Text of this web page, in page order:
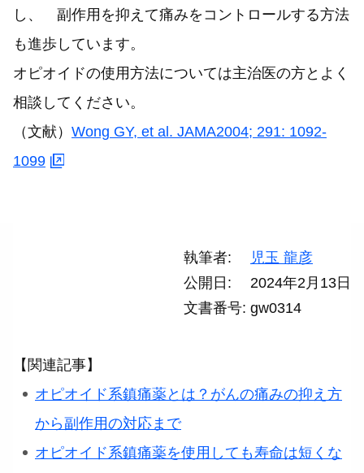
し、 副作用を抑えて痛みをコントロールする方法
も進歩しています。
オピオイドの使用方法については主治医の方とよく
相談してください。
（文献） Wong GY, et al. JAMA2004; 291: 1092-
1099
執筆者
児玉 龍彦
公開日
2024年2月13日
文書番号 gw0314
【関連記事】
オピオイド系鎮痛薬とは？がんの痛みの抑え方
から副作用の対応まで
オピオイド系鎮痛薬を使用しても寿命は短くな